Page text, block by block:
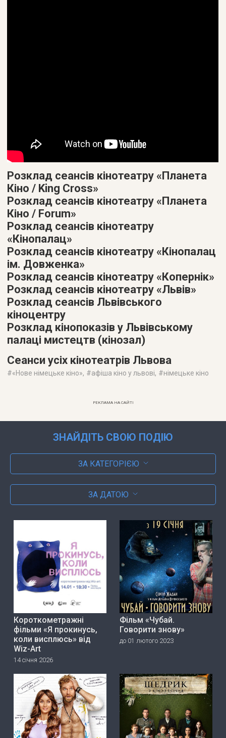
Розклад сеансів кінотеатру «Планета
Кіно / King Cross»
Розклад сеансів кінотеатру «Планета
Кіно / Forum»
Розклад сеансів кінотеатру
«Кінопалац»
Розклад сеансів кінотеатру «Кінопалац
ім. Довженка»
Розклад сеансів кінотеатру «Копернік»
Розклад сеансів кінотеатру «Львів»
Розклад сеансів Львівського
кіноцентру
Розклад кінопоказів у Львівському
палаці мистецтв (кінозал)
Сеанси усіх кінотеатрів Львова
#«Нове німецьке кіно», #афіша кіно у львові, #німецьке кіно
РЕКЛАМА НА САЙТІ
ЗНАЙДІТЬ СВОЮ ПОДІЮ
ЗА КАТЕГОРІЄЮ
ЗА ДАТОЮ
Короткометражні
фільми «Я прокинусь,
коли висплюсь» від
Wiz-Art
14 січня 2026
Фільм «Чубай.
Говорити знову»
до 01 лютого 2023